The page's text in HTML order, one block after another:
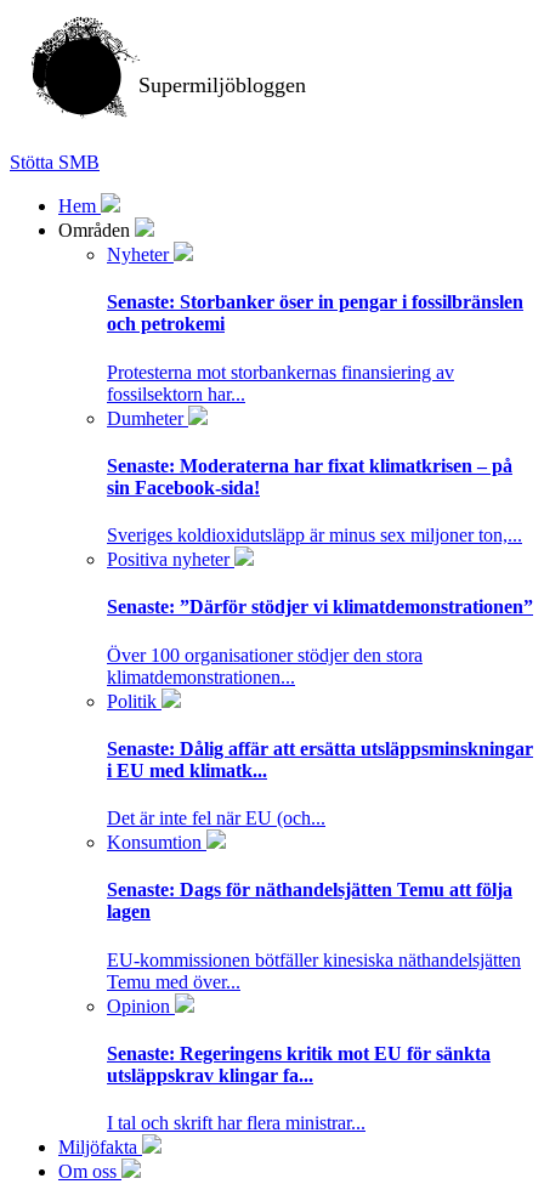
Supermiljöbloggen
Stötta SMB
Hem
Områden
Nyheter
Senaste: Storbanker öser in pengar i fossilbränslen
och petrokemi
Protesterna mot storbankernas finansiering av
fossilsektorn har...
Dumheter
Senaste: Moderaterna har fixat klimatkrisen – på
sin Facebook-sida!
Sveriges koldioxidutsläpp är minus sex miljoner ton,...
Positiva nyheter
Senaste: ”Därför stödjer vi klimatdemonstrationen”
Över 100 organisationer stödjer den stora
klimatdemonstrationen...
Politik
Senaste: Dålig affär att ersätta utsläppsminskningar
i EU med klimatk...
Det är inte fel när EU (och...
Konsumtion
Senaste: Dags för näthandelsjätten Temu att följa
lagen
EU-kommissionen bötfäller kinesiska näthandelsjätten
Temu med över...
Opinion
Senaste: Regeringens kritik mot EU för sänkta
utsläppskrav klingar fa...
I tal och skrift har flera ministrar...
Miljöfakta
Om oss